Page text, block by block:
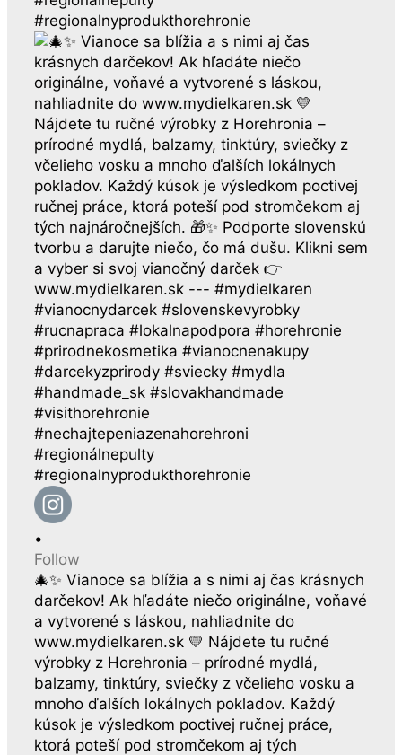
•
Follow
🎄✨ Vianoce sa blížia a s nimi aj čas krásnych
darčekov! Ak hľadáte niečo originálne, voňavé
a vytvorené s láskou, nahliadnite do
www.mydielkaren.sk 💛 Nájdete tu ručné
výrobky z Horehronia – prírodné mydlá,
balzamy, tinktúry, sviečky z včelieho vosku a
mnoho ďalších lokálnych pokladov. Každý
kúsok je výsledkom poctivej ručnej práce,
ktorá poteší pod stromčekom aj tých